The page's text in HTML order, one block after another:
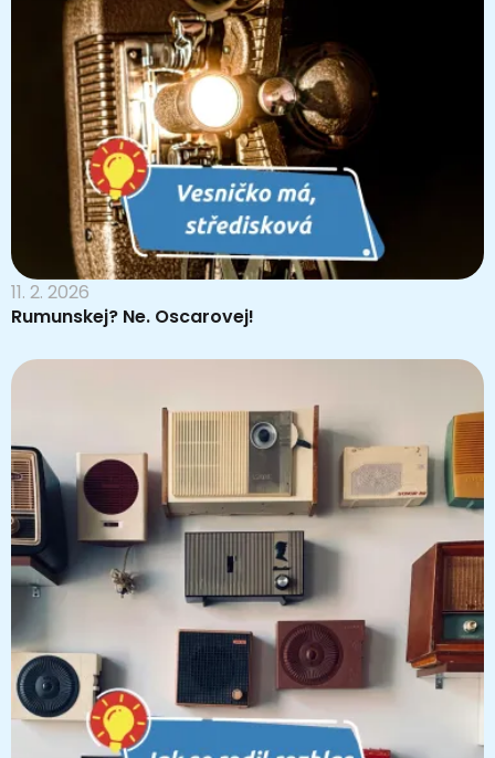
11. 2. 2026
Rumunskej? Ne. Oscarovej!